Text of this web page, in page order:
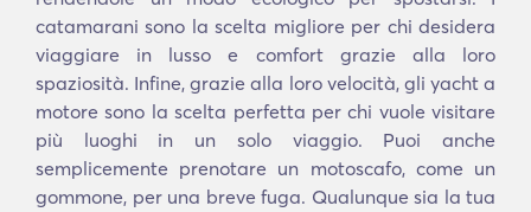
catamarani sono la scelta migliore per chi desidera
viaggiare in lusso e comfort grazie alla loro
spaziosità. Infine, grazie alla loro velocità, gli yacht a
motore sono la scelta perfetta per chi vuole visitare
più luoghi in un solo viaggio. Puoi anche
semplicemente prenotare un motoscafo, come un
gommone, per una breve fuga. Qualunque sia la tua